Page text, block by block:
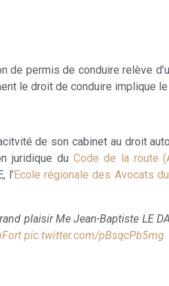
de permis de conduire relève
le droit de conduire implique
de son cabinet au droit
juridique du Code de la route
l’Ecole régionale des Avocats
plaisir Me Jean-Baptiste LE
pic.twitter.com/pBsqcPb5mg